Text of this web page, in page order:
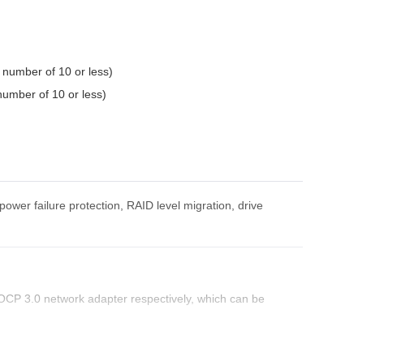
of 10 or less)
of 10 or less)
failure protection, RAID level migration, drive
3.0 network adapter respectively, which can be